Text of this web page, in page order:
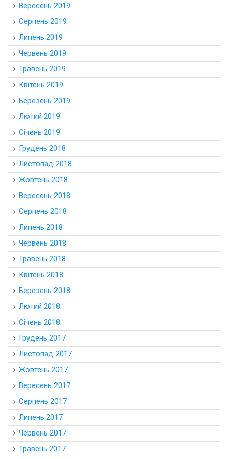
Вересень 2019
Серпень 2019
Липень 2019
Червень 2019
Травень 2019
Квітень 2019
Березень 2019
Лютий 2019
Січень 2019
Грудень 2018
Листопад 2018
Жовтень 2018
Вересень 2018
Серпень 2018
Липень 2018
Червень 2018
Травень 2018
Квітень 2018
Березень 2018
Лютий 2018
Січень 2018
Грудень 2017
Листопад 2017
Жовтень 2017
Вересень 2017
Серпень 2017
Липень 2017
Червень 2017
Травень 2017